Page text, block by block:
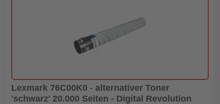
Lexmark 76C00K0 - alternativer Toner
'schwarz' 20.000 Seiten - Digital Revolution